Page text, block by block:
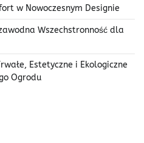
w Nowoczesnym Designie
Wszechstronność dla
Estetyczne i Ekologiczne
Ogrodu